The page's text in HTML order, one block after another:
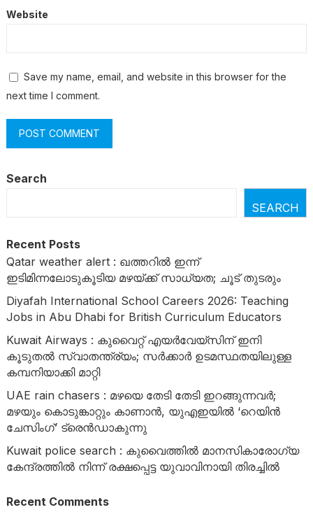
Website
Save my name, email, and website in this browser for the
next time I comment.
Search
SEARCH
Recent Posts
Qatar weather alert : ഖത്തറിൽ ഇന്ന്
ഇടിമിന്നലോടുകൂടിയ മഴയ്ക്ക് സാധ്യത; ചൂട് തുടരും
Diyafah International School Careers 2026: Teaching
Jobs in Abu Dhabi for British Curriculum Educators
Kuwait Airways : കുവൈറ്റ് എയർവേയ്‌സിന് ഇനി
കൂടുതൽ സ്വാതന്ത്ര്യം; സർക്കാർ ഉടമസ്ഥതയിലുള്ള
കമ്പനിയാക്കി മാറ്റി
UAE rain chasers : മഴയെ തേടി തേടി ഇറങ്ങുന്നവർ;
മഴയും കൊടുങ്കാറ്റും കാണാൻ, യുഎഇയിൽ ‘റെയിൻ
ചേസിംഗ്’ ട്രെൻഡാകുന്നു
Kuwait police search : കുവൈത്തിൽ മാനസികാരോഗ്യ
കേന്ദ്രത്തിൽ നിന്ന് രക്ഷപ്പെട്ട യുവാവിനായി തിരച്ചിൽ
Recent Comments